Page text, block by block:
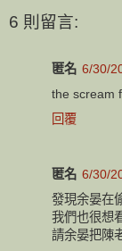
6 則留言:
匿名 6/30/
the scream
回覆
匿名 6/30/
發現余晏在
我們也很想
請余晏把陳